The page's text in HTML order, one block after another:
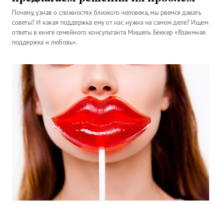
Почему, узнав о сложностях близкого человека, мы рвемся давать
советы? И какая поддержка ему от нас нужна на самом деле? Ищем
ответы в книге семейного консультанта Мишель Беккер «Взаимная
поддержка и любовь».